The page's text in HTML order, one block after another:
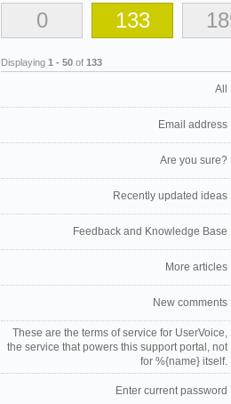
0 133
Displaying 1 - 50 of 133
All
Email address
Are you sure?
Recently updated ideas
Feedback and Knowledge Base
More articles
New comments
These are the terms of service for UserVoice,
the service that powers this support portal, not
for %{name} itself.
Enter current password